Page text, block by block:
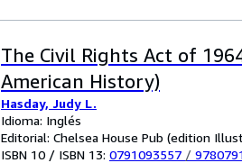
The Civil Rights Act of
American History)
Hasday, Judy L.
Idioma: Inglés
Editorial: Chelsea House Pub (edition
ISBN 10 / ISBN 13: 0791093557 /